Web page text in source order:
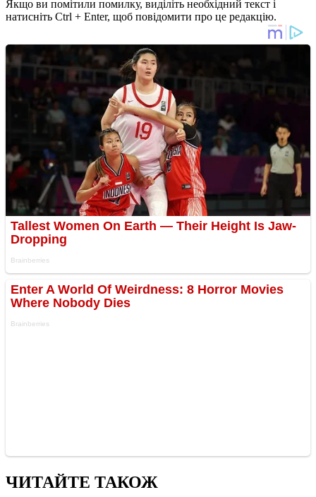
Якщо ви помітили помилку, виділіть необхідний текст і
натисніть Ctrl + Enter, щоб повідомити про це редакцію.
ЧИТАЙТЕ ТАКОЖ